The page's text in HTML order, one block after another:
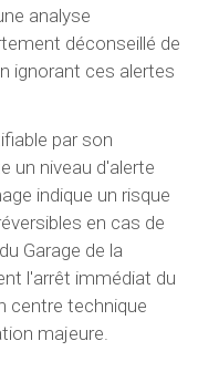
analyse
déconseillé de
ignorant ces alertes
par son
un niveau d'alerte
indique un risque
en cas de
Garage de la
l'arrêt immédiat du
centre technique
majeure.